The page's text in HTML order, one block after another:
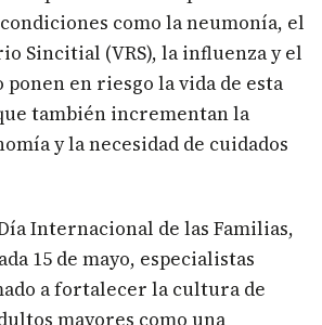
como la neumonía, el
Sincitial (VRS), la influenza y el
ponen en riesgo la vida de esta
también incrementan la
y la necesidad de cuidados
Internacional de las Familias,
15 de mayo, especialistas
a fortalecer la cultura de
mayores como una